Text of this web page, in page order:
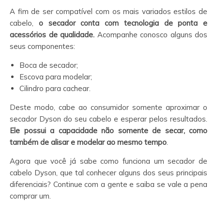
A fim de ser compatível com os mais variados estilos de
cabelo,
o secador conta com tecnologia de ponta e
acessórios de qualidade. Acompanhe conosco alguns dos
seus componentes:
Boca de secador;
Escova para modelar;
Cilindro para cachear.
Deste modo, cabe ao consumidor somente aproximar o
secador Dyson do seu cabelo e esperar pelos resultados.
Ele possui a capacidade não somente de secar, como
também de alisar e modelar ao mesmo tempo
Agora que você já sabe como funciona um secador de
cabelo Dyson, que tal conhecer alguns dos seus principais
diferenciais? Continue com a gente e saiba se vale a pena
comprar um.